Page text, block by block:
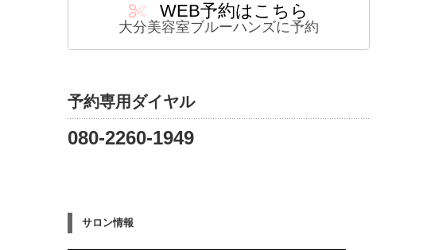
WEB予約はこちら
大分美容室ブルーハンズに予約
予約専用ダイヤル
080-2260-1949
サロン情報